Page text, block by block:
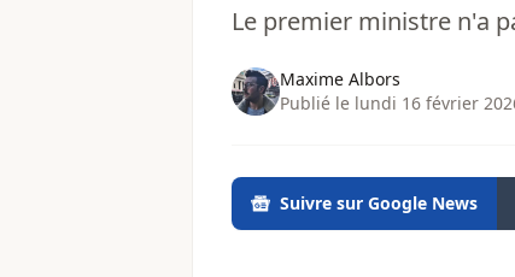
Le premier ministre n'a
Maxime Albors
Publié le lundi 16 février
Suivre sur Google News